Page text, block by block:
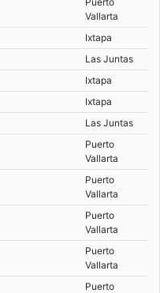
Vallarta
Ixtapa
Las Juntas
Ixtapa
Ixtapa
Las Juntas
Puerto
Vallarta
Puerto
Vallarta
Puerto
Vallarta
Puerto
Vallarta
Puerto